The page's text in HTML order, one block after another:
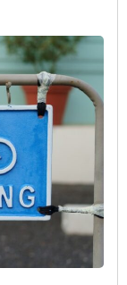
～金曜10：00まで